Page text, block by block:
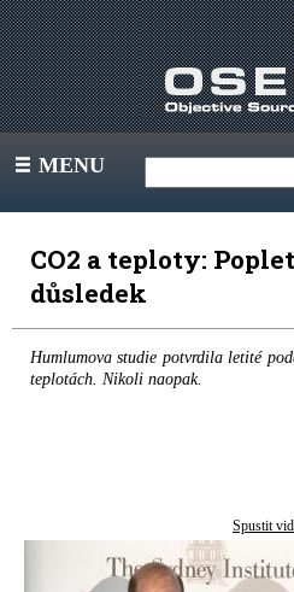
III MENU
CO2 a teploty:
důsledek
Humlumova studie potvrdila letité
teplotách. Nikoli naopak.
Spustit